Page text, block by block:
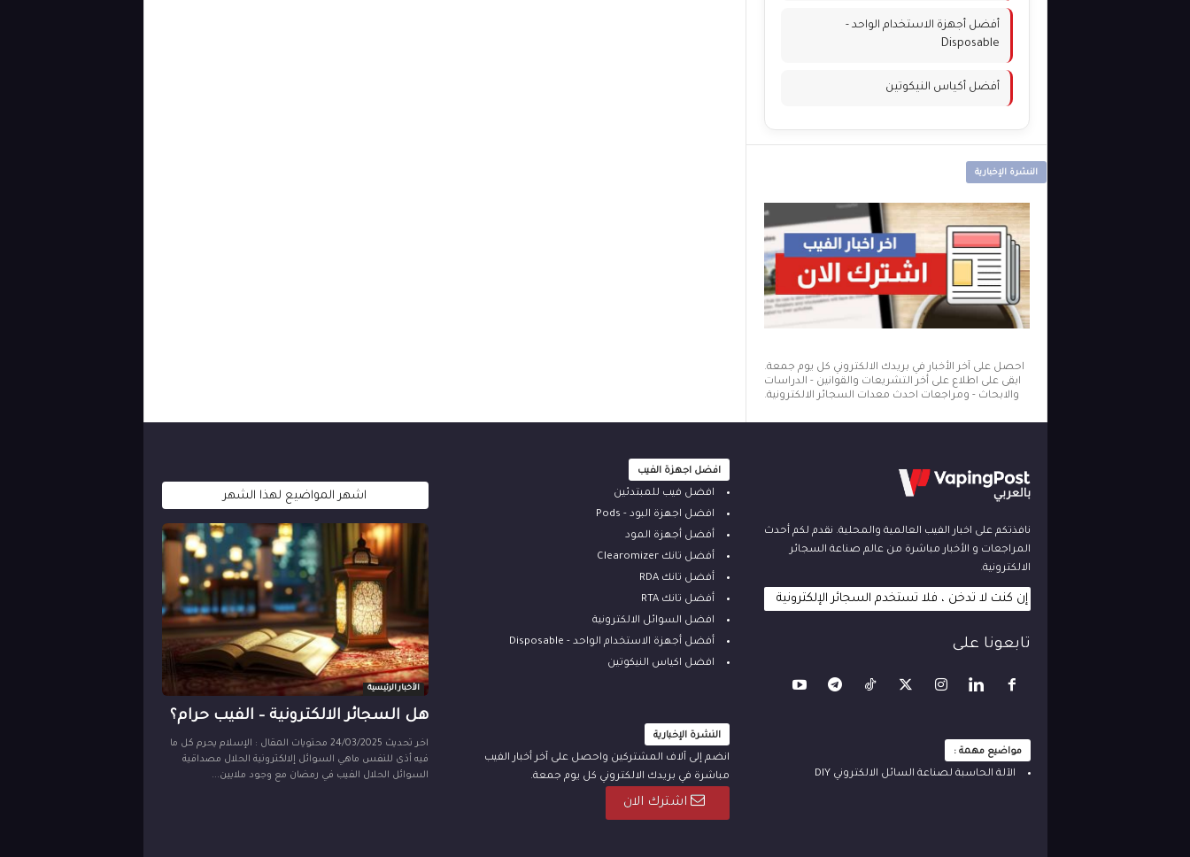
أفضل أجهزة الاستخدام الواحد -
Disposable
أفضل أكياس النيكوتين
النشرة الإخبارية
احصل على آخر الأخبار في بريدك الالكتروني كل يوم جمعة.
ابقى على اطلاع على أخر التشريعات والقوانين - الدراسات
والابحاث - ومراجعات احدث معدات السجائر الالكترونية.
نافذتكم على اخبار الفيب العالمية والمحلية. نقدم لكم أحدث
المراجعات و الأخبار مباشرة من عالم صناعة السجائر
الالكترونية.
إن كنت لا تدخن ، فلا تستخدم السجائر الإلكترونية
تابعونا على
مواضيع مهمة :
الآلة ‫الحاسبة لصناعة السائل الالكتروني‬ DIY
افضل اجهزة الفيب
افضل فيب للمبتدئين
افضل اجهزة البود - Pods
أفضل أجهزة المود
أفضل تانك Clearomizer
أفضل تانك RDA
أفضل تانك RTA
افضل السوائل الالكترونية
أفضل أجهزة الاستخدام الواحد - Disposable
افضل اكياس النيكوتين
النشرة الإخبارية
انضم إلى آلاف المشتركين واحصل على آخر أخبار الفيب
مباشرة في بريدك الالكتروني كل يوم جمعة.
اشترك الان
اشهر المواضيع لهذا الشهر
الأخبار الرئيسية
هل السجائر الالكترونية – الفيب حرام؟
اخر تحديث 24/03/2025 محتويات المقال : الإسلام يحرم كل ما
فيه أذى للنفس ماهي السوائل إلالكترونية الحلال مصداقية
السوائل الحلال الفيب في رمضان مع وجود ملايين...